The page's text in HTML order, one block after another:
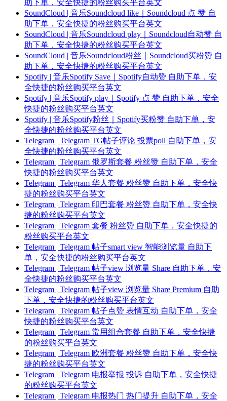
助下单，安全快捷的粉丝购买平台英文
SoundCloud | 音乐Soundcloud like｜Soundcloud 点 赞 自
助下单，安全快捷的粉丝购买平台英文
SoundCloud | 音乐Soundcloud play｜Soundcloud自动赞 自
助下单，安全快捷的粉丝购买平台英文
SoundCloud | 音乐Soundcloud粉丝｜Soundcloud买粉赞 自
助下单，安全快捷的粉丝购买平台英文
Spotify | 音乐Spotify Save｜Spotify自动赞 自助下单，安
全快捷的粉丝购买平台英文
Spotify | 音乐Spotify play｜Spotify 点 赞 自助下单，安全
快捷的粉丝购买平台英文
Spotify | 音乐Spotify粉丝｜Spotify买粉赞 自助下单，安
全快捷的粉丝购买平台英文
Telegram | Telegram TG帖子评论 投票poll 自助下单，安
全快捷的粉丝购买平台英文
Telegram | Telegram 俄罗斯套餐 粉丝赞 自助下单，安全
快捷的粉丝购买平台英文
Telegram | Telegram 华人套餐 粉丝赞 自助下单，安全快
捷的粉丝购买平台英文
Telegram | Telegram 印巴套餐 粉丝赞 自助下单，安全快
捷的粉丝购买平台英文
Telegram | Telegram 套餐 粉丝赞 自助下单，安全快捷的
粉丝购买平台英文
Telegram | Telegram 帖子smart view 智能浏览量 自助下
单，安全快捷的粉丝购买平台英文
Telegram | Telegram 帖子view 浏览量 Share 自助下单，安
全快捷的粉丝购买平台英文
Telegram | Telegram 帖子view 浏览量 Share Premium 自助
下单，安全快捷的粉丝购买平台英文
Telegram | Telegram 帖子点赞 表情互动 自助下单，安全
快捷的粉丝购买平台英文
Telegram | Telegram 常用组合套餐 自助下单，安全快捷
的粉丝购买平台英文
Telegram | Telegram 欧洲套餐 粉丝赞 自助下单，安全快
捷的粉丝购买平台英文
Telegram | Telegram 电报举报 投诉 自助下单，安全快捷
的粉丝购买平台英文
Telegram | Telegram 电报热门 热门提升 自助下单，安全